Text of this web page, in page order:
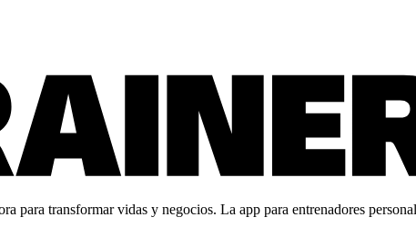
para transformar vidas y negocios. La app para entrenadores